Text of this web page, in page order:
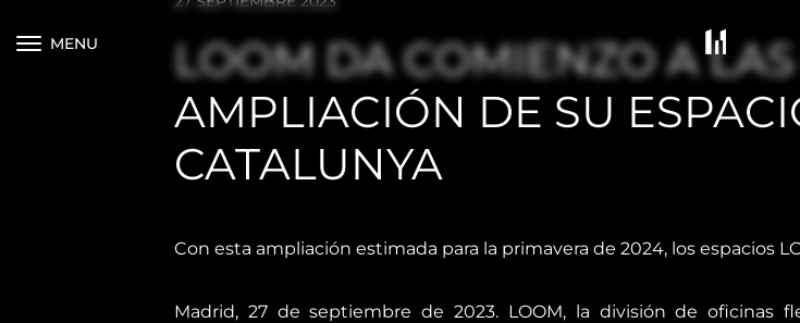
MENU
LOOM DA COMIENZO A LAS
AMPLIACIÓN DE SU
CATALUNYA
Con esta ampliación estimada para la primavera de 2024, los espacios
Madrid, 27 de septiembre de 2023. LOOM, la división de oficinas